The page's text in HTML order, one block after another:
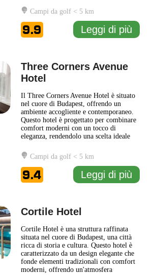
un'atmosfera unica e confortevole. Le
camere sono arredate con gusto,
combinando comfort contemporaneo e
dettagli tradizionali, per... Leggi di più
Campi da golf < 5 km
9.9 Leggi di più
Three Corners Avenue
Hotel
Il Three Corners Avenue Hotel è situato
nel cuore di Budapest, offrendo un
ambiente accogliente e contemporaneo.
Questo hotel è progettato per combinare
comfort moderni con un tocco di
eleganza, rendendolo una scelta ideale
desidera esplorare la città. Gli ospiti
possono godere di una varietà di servizi
che includono una reception attiva 24
ore su 24, Wi-Fi
... Leggi di più
Campi da golf < 5 km
9.4 Leggi di più
Cortile Hotel
Cortile Hotel è una struttura raffinata
situata nel cuore di Budapest, una città
ricca di storia e cultura. Questo hotel è
caratterizzato da un design elegante che
fonde elementi tradizionali con comfort
moderni, offrendo un'atmosfera